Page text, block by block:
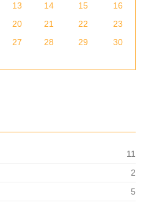
13 14 15
16
20 21 22
23
27 28 29
30
11
2
5